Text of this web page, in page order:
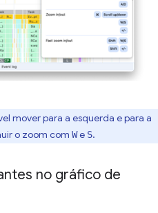
mover para a esquerda e para a
o zoom com We S.
no gráfico de